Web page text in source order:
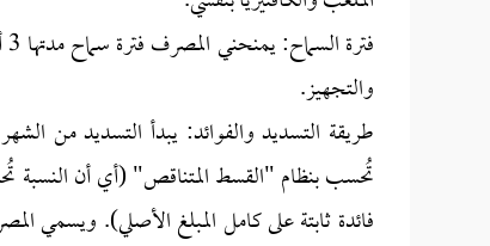
والتجهيز.
تُحسب بنظام "القسط المتناقص" (أي أن
فائدة ثابتة على كامل المبلغ الأصلي). ويسمي